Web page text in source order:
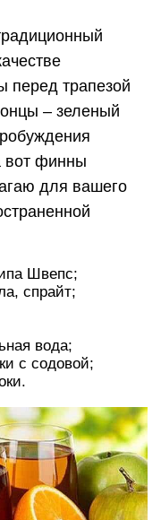
перед трапезой
– зеленый
вот финны
для вашего
Швепс;
спрайт;
вода;
с содовой;